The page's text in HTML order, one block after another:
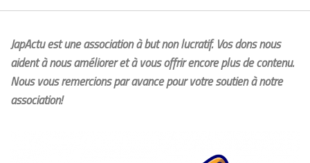
JapActu est une association à but non lucratif. Vos dons nous
aident à nous améliorer et à vous offrir encore plus de contenu.
Nous vous remercions par avance pour votre soutien à notre
association!